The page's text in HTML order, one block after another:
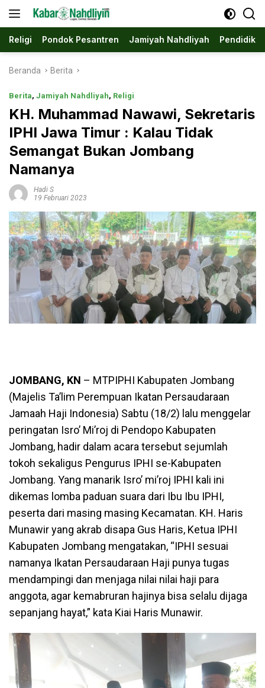
Religi Pondok Pesantren Jamiyah Nahdliyah
Beranda Berita
Berita, Jamiyah Nahdliyah, Religi
KH. Muhammad Nawawi, Sekretaris
IPHI Jawa Timur : Kalau Tidak
Semangat Bukan Jombang
Namanya
Hadi S
19 Februari 2023
JOMBANG, KN – MTPIPHI Kabupaten Jombang
(Majelis Ta’lim Perempuan Ikatan Persaudaraan
Jamaah Haji Indonesia) Sabtu (18/2) lalu menggelar
peringatan Isro’ Mi’roj di Pendopo Kabupaten
Jombang, hadir dalam acara tersebut sejumlah
tokoh sekaligus Pengurus IPHI se-Kabupaten
Jombang. Yang manarik Isro’ mi’roj IPHI kali ini
dikemas lomba paduan suara dari Ibu Ibu IPHI,
peserta dari masing masing Kecamatan. KH. Haris
Munawir yang akrab disapa Gus Haris, Ketua IPHI
Kabupaten Jombang mengatakan, “IPHI sesuai
namanya Ikatan Persaudaraan Haji punya tugas
mendampingi dan menjaga nilai nilai haji para
anggota, agar kemabruran hajinya bisa selalu dijaga
sepanjang hayat,” kata Kiai Haris Munawir.